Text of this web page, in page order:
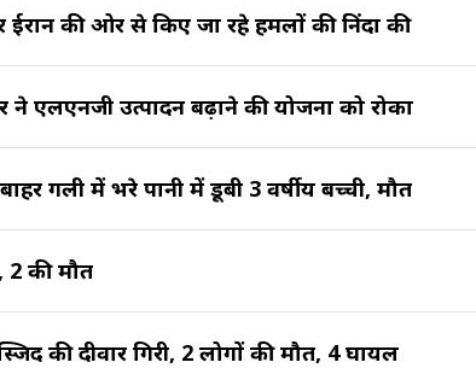
की ओर से किए जा रहे हमलों की निंदा की
एलएनजी उत्पादन बढ़ाने की योजना को रोका
गली में भरे पानी में डूबी 3 वर्षीय बच्ची, मौत
2 की मौत
की दीवार गिरी, 2 लोगों की मौत, 4 घायल